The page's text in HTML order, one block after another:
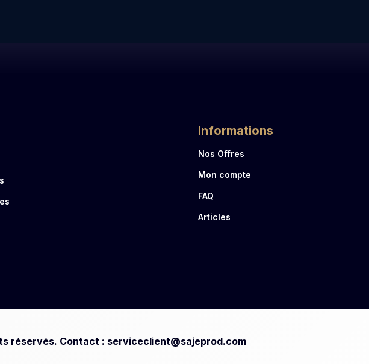
Informations
Nos Offres
Mon compte
FAQ
Articles
réservés. Contact : serviceclient@sajeprod.com